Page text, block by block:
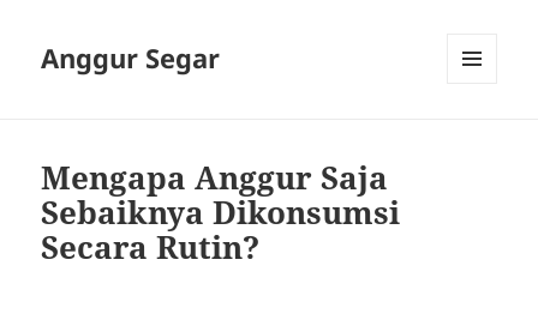
Anggur Segar
Mengapa Anggur Saja
Sebaiknya Dikonsumsi
Secara Rutin?